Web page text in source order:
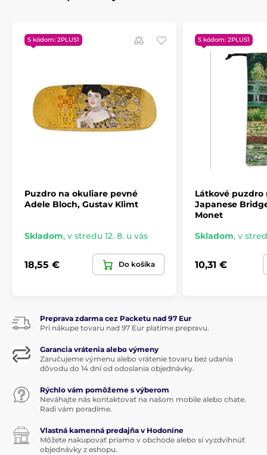
S kódom: 2PLUS1
Puzdro na okuliare pevné
Adele Bloch, Gustav Klimt
Skladom, v stredu 12. 8. u vás
18,55 € Do košíka
S kódom: 2PLUS1
Látkové puzdro
Japanese
Monet
Skladom, v
10,31 €
Preprava zdarma cez Packetu nad 97 Eur
Pri nákupe tovaru nad 97 Eur platíme prepravu.
Garancia vrátenia alebo výmeny
Zaručujeme výmenu alebo vrátenie tovaru bez udania
dôvodu do 14 dní od odoslania objednávky.
Rýchlo vám pomôžeme s výberom
Neváhajte nás kontaktovať na našom mobile alebo chate.
Radi vám poradíme.
Vlastná kamenná predajňa v Hodoníne
Môžete nakupovať priamo v obchode alebo si vyzdvihnúť
objednávky z eshopu.